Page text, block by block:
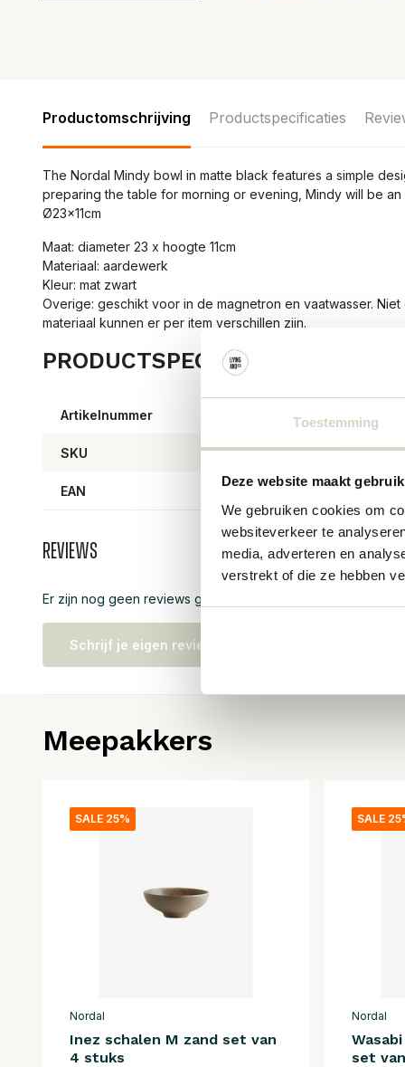
Toestemming
Deze website maakt
We gebruiken cookies om
websiteverkeer te
media, adverteren en
verstrekt of die ze hebben
Productomschrijving Productspecificaties
The Nordal Mindy bowl in matte black features a simple
preparing the table for morning or evening, Mindy will be
Ø23x11cm
Maat: diameter 23 x hoogte 11cm
Materiaal: aardewerk
Kleur: mat zwart
Overige: geschikt voor in de magnetron en vaatwasser.
materiaal kunnen er per item verschillen zijn.
PRODUCTSPECIFICATIES
Artikelnummer
SKU 6404
EAN
Reviews
Er zijn nog geen reviews geschreven over dit product..
Schrijf je eigen review
Meepakkers
SALE 25%
Nordal
Inez schalen M zand set van
4 stuks
SALE
Nordal
set